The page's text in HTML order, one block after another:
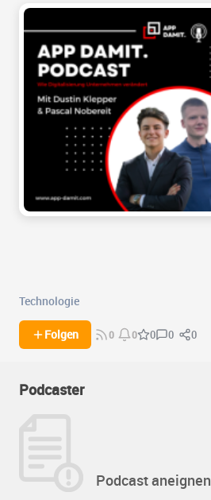
Technologie
Folgen 0 0 0 0 0
Podcaster
Podcast aneignen